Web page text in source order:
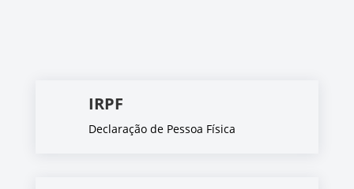
IRPF
Declaração de Pessoa Física